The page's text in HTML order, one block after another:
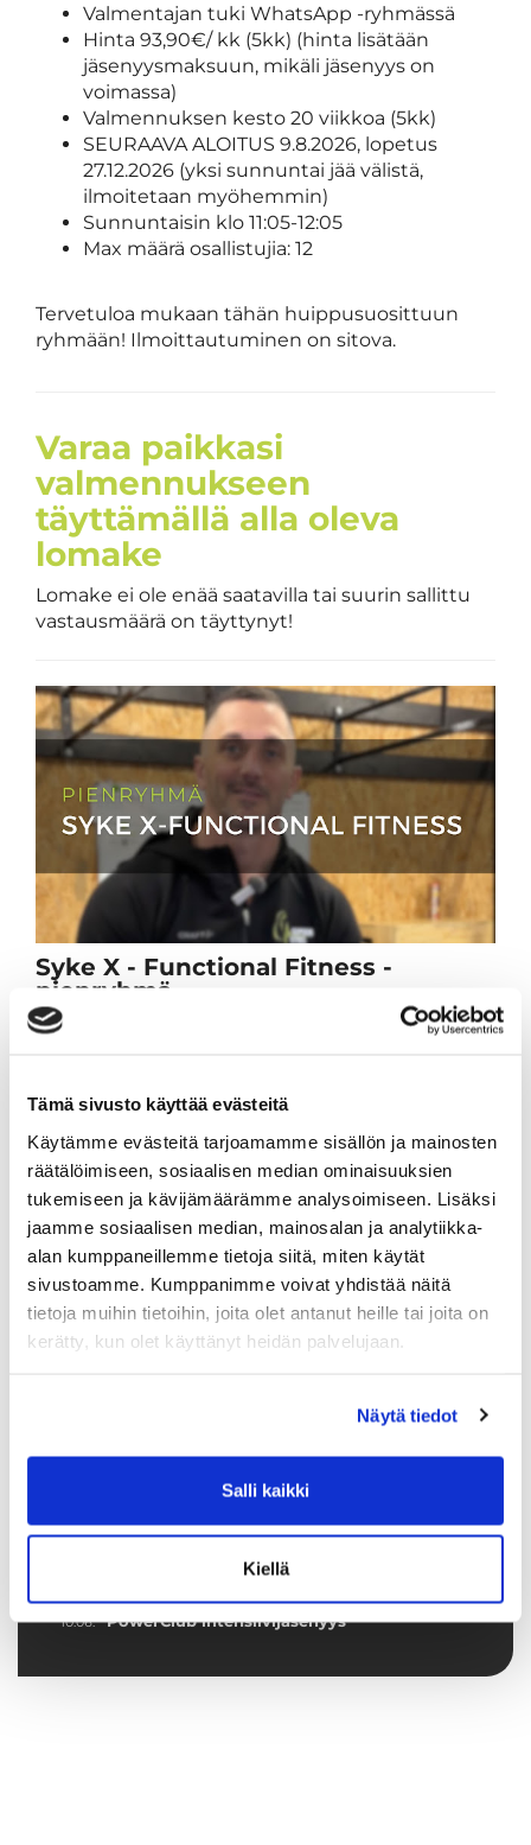
Tämä sivusto käyttää evästeitä
Käytämme evästeitä tarjoamamme sisällön ja mainosten
räätälöimiseen, sosiaalisen median ominaisuuksien
tukemiseen ja kävijämäärämme analysoimiseen. Lisäksi
jaamme sosiaalisen median, mainosalan ja analytiikka-
alan kumppaneillemme tietoja siitä, miten käytät
sivustoamme. Kumppanimme voivat yhdistää näitä
tietoja muihin tietoihin, joita olet antanut heille tai joita on
kerätty, kun olet käyttänyt heidän palvelujaan.
Näytä tiedot
Salli kaikki
Kiellä
Valmentajan tuki WhatsApp -ryhmässä
Hinta 93,90€/ kk (5kk) (hinta lisätään
jäsenyysmaksuun, mikäli jäsenyys on
voimassa)
Valmennuksen kesto 20 viikkoa (5kk)
SEURAAVA ALOITUS 9.8.2026, lopetus
27.12.2026 (yksi sunnuntai jää välistä,
ilmoitetaan myöhemmin)
Sunnuntaisin klo 11:05-12:05
Max määrä osallistujia: 12
Tervetuloa mukaan tähän huippusuosittuun
ryhmään! Ilmoittautuminen on sitova.
Varaa paikkasi
valmennukseen
täyttämällä alla oleva
lomake
Lomake ei ole enää saatavilla tai suurin sallittu
vastausmäärä on täyttynyt!
Syke X - Functional Fitness -
pienryhmä
Tartu ainutlaatuiseen tilaisuuteen ja tule
englanninkielinen ja alkaa taas keskiviikkona
19.8.2026.
Lue lisää
Ryhmäliikuntasalin lattia uudistuu 2.–
10.06. PowerClub intensiivijäsenyys